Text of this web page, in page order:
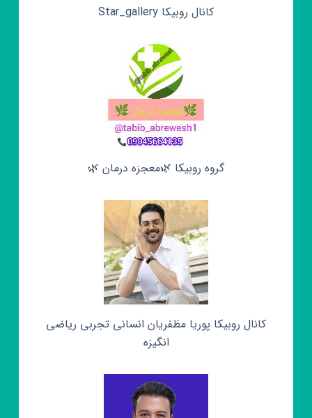
کانال روبیکا Star_gallery
گروه روبیکا 🌿معجزه درمان 🌿
کانال روبیکا پوریا مظفریان انسانی تجربی ریاضی
انگیزه